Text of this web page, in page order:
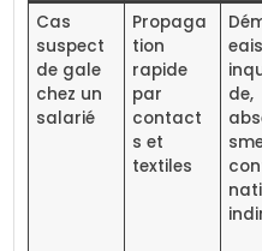
Cas
suspect
de gale
chez un
salarié
Propaga
tion
rapide
par
contact
s et
textiles
de,